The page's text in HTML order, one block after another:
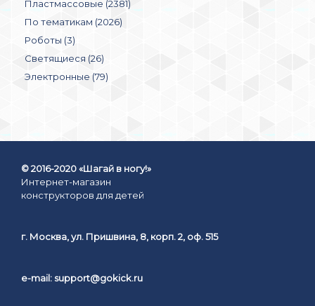
Пластмассовые (2381)
По тематикам (2026)
Роботы (3)
Светящиеся (26)
Электронные (79)
© 2016-2020 «Шагай в ногу!»
Интернет-магазин
конструкторов для детей
г. Москва, ул. Пришвина, 8, корп. 2, оф. 515
e-mail: support@gokick.ru